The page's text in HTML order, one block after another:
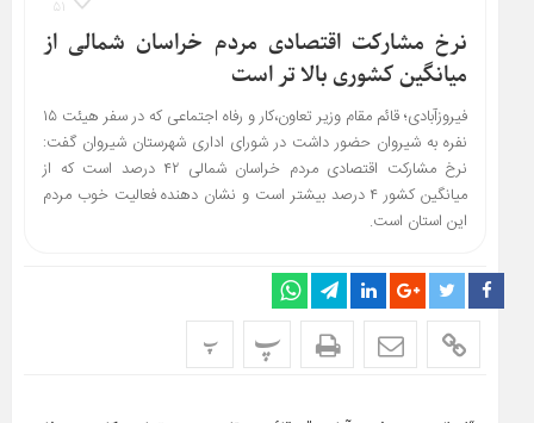
۵۱
نرخ مشارکت اقتصادی مردم خراسان شمالی از
میانگین کشوری بالا تر است
فیروزآبادی؛ قائم مقام وزیر تعاون،کار و رفاه اجتماعی که در سفر هیئت ۱۵
نفره به شیروان حضور داشت در شورای اداری شهرستان شیروان گفت:
نرخ مشارکت اقتصادی مردم خراسان شمالی ۴۲ درصد است که از
میانگین کشور ۴ درصد بیشتر است و نشان دهنده فعالیت خوب مردم
این استان است.
پ پ